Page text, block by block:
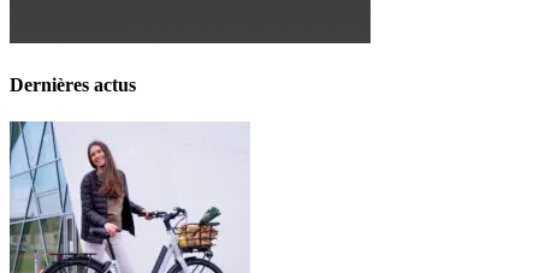
Dernières actus